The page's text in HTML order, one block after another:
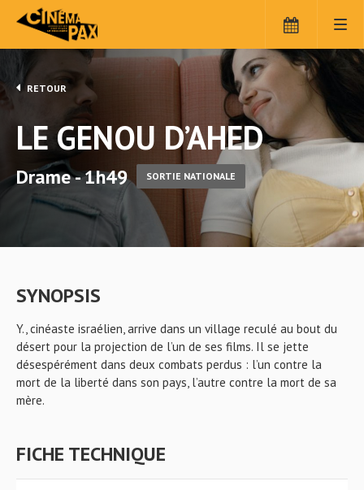
RETOUR
LE GENOU D’AHED
Drame - 1h49 SORTIE NATIONALE
SYNOPSIS
Y., cinéaste israélien, arrive dans un village reculé au bout du
désert pour la projection de l’un de ses films. Il se jette
désespérément dans deux combats perdus : l’un contre la
mort de la liberté dans son pays, l’autre contre la mort de sa
mère.
FICHE TECHNIQUE